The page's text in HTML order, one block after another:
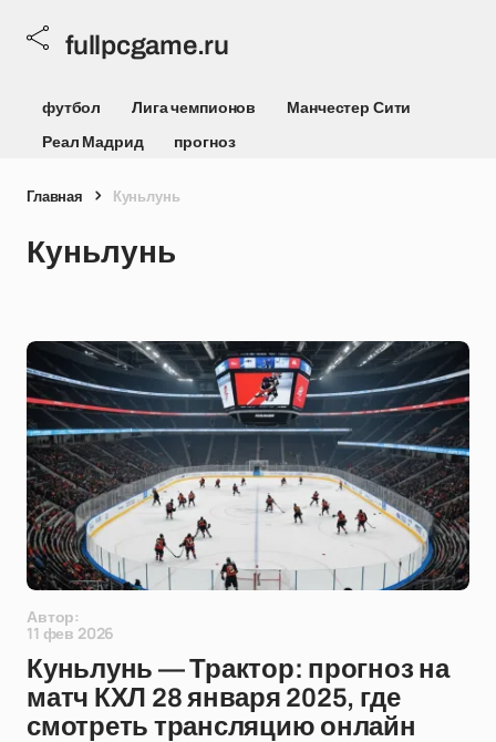
fullpcgame.ru
футбол Лига чемпионов
Манчестер Сити
Реал Мадрид
прогноз
Главная Куньлунь
Куньлунь
Автор:
11 фев 2026
Куньлунь — Трактор: прогноз на
матч КХЛ 28 января 2025, где
смотреть трансляцию онлайн